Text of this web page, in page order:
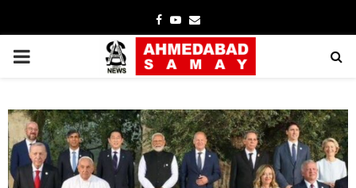
Facebook
YoutubeEmail
PRIMARY